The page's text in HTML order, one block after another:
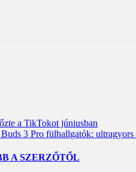
a TikTokot júniusban
3 Pro fülhallgatók: ultragyors
A SZERZŐTŐL